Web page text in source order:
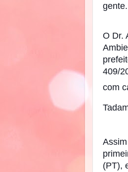
gente.
O Dr.
409/
com
(PT),